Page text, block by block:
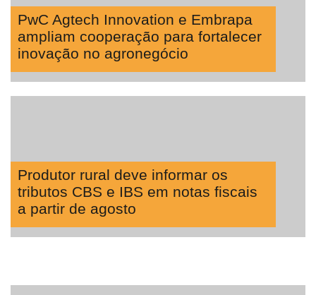
PwC Agtech Innovation e Embrapa
ampliam cooperação para fortalecer
inovação no agronegócio
Produtor rural deve informar os
tributos CBS e IBS em notas fiscais
a partir de agosto